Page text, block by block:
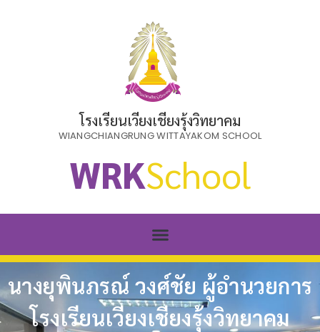
โรงเรียนเวียงเชียงรุ้งวิทยาคม
WIANGCHIANGRUNG WITTAYAKOM SCHOOL
WRKSchool
นางยุพินภรณ์ วงศ์ชัย ผู้อำนวยการ
โรงเรียนเวียงเชียงรุ้งวิทยาคม